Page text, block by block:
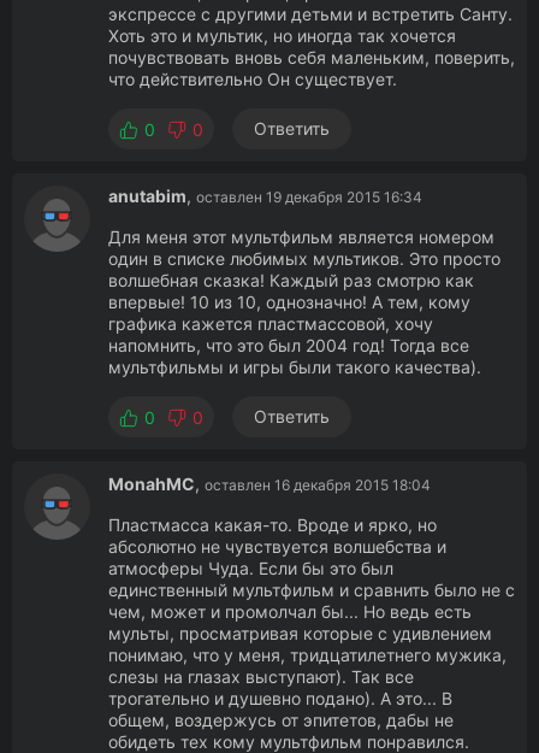
экспрессе с другими детьми и встретить Санту.
Хоть это и мультик, но иногда так хочется
почувствовать вновь себя маленьким, поверить,
что действительно Он существует.
0 0 Ответить
anutabim, оставлен 19 декабря 2015 16:34
Для меня этот мультфильм является номером
один в списке любимых мультиков. Это просто
волшебная сказка! Каждый раз смотрю как
впервые! 10 из 10, однозначно! А тем, кому
графика кажется пластмассовой, хочу
напомнить, что это был 2004 год! Тогда все
мультфильмы и игры были такого качества).
0 0 Ответить
MonahMC, оставлен 16 декабря 2015 18:04
Пластмасса какая-то. Вроде и ярко, но
абсолютно не чувствуется волшебства и
атмосферы Чуда. Если бы это был
единственный мультфильм и сравнить было не с
чем, может и промолчал бы... Но ведь есть
мульты, просматривая которые с удивлением
понимаю, что у меня, тридцатилетнего мужика,
слезы на глазах выступают). Так все
трогательно и душевно подано). А это... В
общем, воздержусь от эпитетов, дабы не
обидеть тех кому мультфильм понравился.